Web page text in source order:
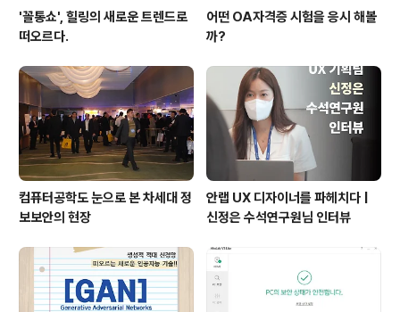
'꼴통쇼', 힐링의 새로운 트렌드로
떠오르다.
어떤 OA자격증 시험을 응시 해볼
까?
컴퓨터공학도 눈으로 본 차세대 정
보보안의 현장
안랩 UX 디자이너를 파헤치다 |
신정은 수석연구원님 인터뷰